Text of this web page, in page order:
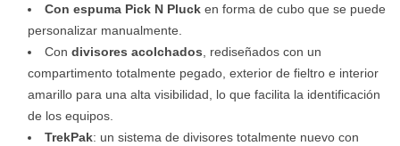
Con espuma Pick N Pluck en forma de cubo que se puede
personalizar manualmente.
Con divisores acolchados , rediseñados con un
compartimento totalmente pegado, exterior de fieltro e interior
amarillo para una alta visibilidad, lo que facilita la identificación
de los equipos.
TrekPak: un sistema de divisores totalmente nuevo con